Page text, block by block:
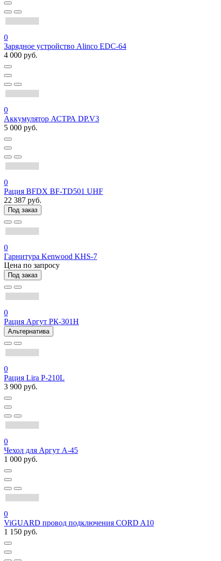
0
Зарядное устройство Alinco EDC-64
4 000 руб.
0
Аккумулятор АСТРА DP.V3
5 000 руб.
0
Рация BFDX BF-TD501 UHF
22 387 руб.
Под заказ
0
Гарнитура Kenwood KHS-7
Цена по запросу
Под заказ
0
Рация Аргут РК-301Н
Альтернатива
0
Рация Lira P-210L
3 900 руб.
0
Чехол для Аргут А-45
1 000 руб.
0
ViGUARD провод подключения CORD A10
1 150 руб.